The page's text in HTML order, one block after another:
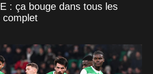
: ça bouge dans tous les
complet